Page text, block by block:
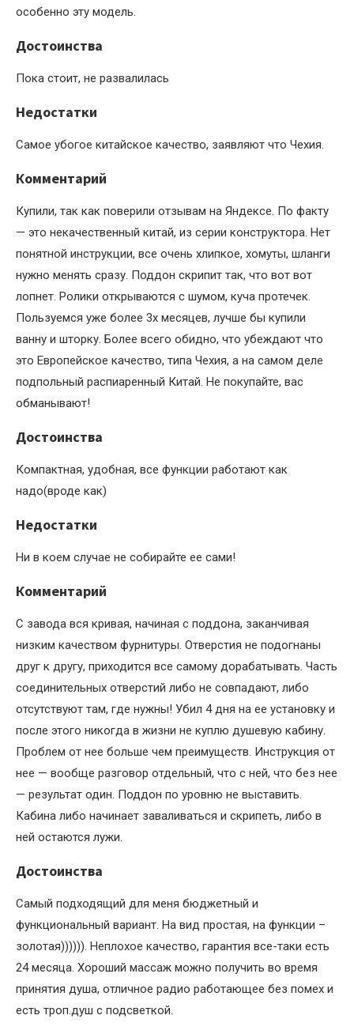
особенно эту модель.
Достоинства
Пока стоит, не развалилась
Недостатки
Самое убогое китайское качество, заявляют что Чехия.
Комментарий
Купили, так как поверили отзывам на Яндексе. По факту
— это некачественный китай, из серии конструктора. Нет
понятной инструкции, все очень хлипкое, хомуты, шланги
нужно менять сразу. Поддон скрипит так, что вот вот
лопнет. Ролики открываются с шумом, куча протечек.
Пользуемся уже более 3х месяцев, лучше бы купили
ванну и шторку. Более всего обидно, что убеждают что
это Европейское качество, типа Чехия, а на самом деле
подпольный распиаренный Китай. Не покупайте, вас
обманывают!
Достоинства
Компактная, удобная, все функции работают как
надо(вроде как)
Недостатки
Ни в коем случае не собирайте ее сами!
Комментарий
С завода вся кривая, начиная с поддона, заканчивая
низким качеством фурнитуры. Отверстия не подогнаны
друг к другу, приходится все самому дорабатывать. Часть
соединительных отверстий либо не совпадают, либо
отсутствуют там, где нужны! Убил 4 дня на ее установку и
после этого никогда в жизни не куплю душевую кабину.
Проблем от нее больше чем преимуществ. Инструкция от
нее — вообще разговор отдельный, что с ней, что без нее
— результат один. Поддон по уровню не выставить.
Кабина либо начинает заваливаться и скрипеть, либо в
ней остаются лужи.
Достоинства
Самый подходящий для меня бюджетный и
функциональный вариант. На вид простая, на функции –
золотая)))))). Неплохое качество, гарантия все-таки есть
24 месяца. Хороший массаж можно получить во время
принятия душа, отличное радио работающее без помех и
есть троп.душ с подсветкой.